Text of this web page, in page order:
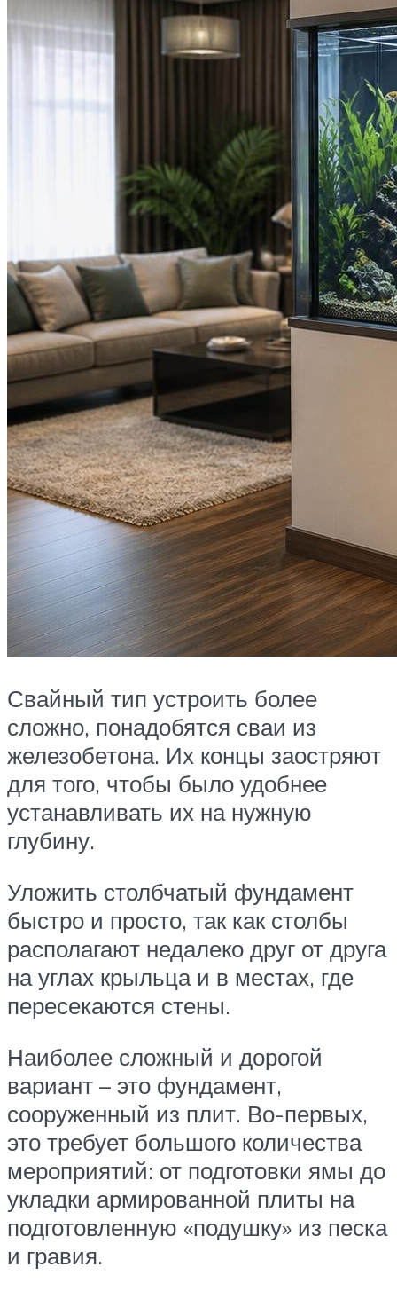
Свайный тип устроить более
сложно, понадобятся сваи из
железобетона. Их концы заостряют
для того, чтобы было удобнее
устанавливать их на нужную
глубину.
Уложить столбчатый фундамент
быстро и просто, так как столбы
располагают недалеко друг от друга
на углах крыльца и в местах, где
пересекаются стены.
Наиболее сложный и дорогой
вариант – это фундамент,
сооруженный из плит. Во-первых,
это требует большого количества
мероприятий: от подготовки ямы до
укладки армированной плиты на
подготовленную «подушку» из песка
и гравия.